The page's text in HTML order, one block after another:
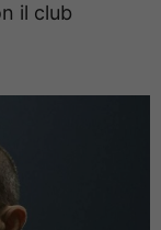
il club